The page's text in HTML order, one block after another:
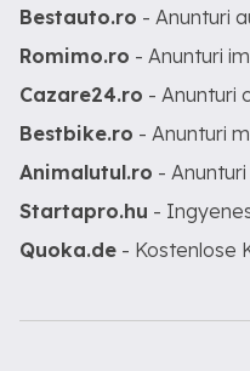
Bestauto.ro - Anunturi
Romimo.ro - Anunturi
Cazare24.ro - Anunturi
Bestbike.ro - Anunturi
Animalutul.ro -
Startapro.hu -
Quoka.de - Kostenlose